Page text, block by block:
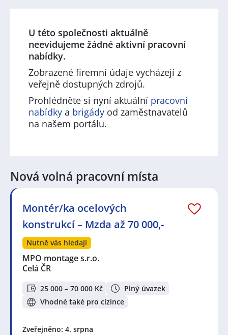
U této společnosti aktuálně
neevidujeme žádné aktivní pracovní
nabídky.
Zobrazené firemní údaje vycházejí z
veřejně dostupných zdrojů.
Prohlédněte si nyní aktuální pracovní
nabídky a brigády od zaměstnavatelů
na našem portálu.
Nová volná pracovní místa
Montér/ka ocelových
konstrukcí – Mzda až 70 000,-
Nutně vás hledají
MPO montage s.r.o.
Celá ČR
25 000 – 70 000 Kč
Plný úvazek
Vhodné také pro cizince
Zveřejněno: 4. srpna